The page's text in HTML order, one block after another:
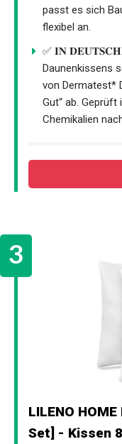
passt es sich
flexibel an.
✅ 𝐈𝐍
Daunenkissens
von Dermatest*
Gut“ ab. Geprüft
Chemikalien
LILENO
Set] - Kissen